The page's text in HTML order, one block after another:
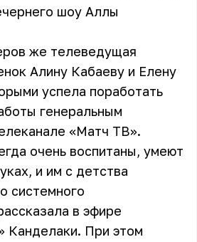
шоу Аллы
же телеведущая
Алину Кабаеву и Елену
успела поработать
генеральным
«Матч ТВ».
очень воспитаны, умеют
и им с детства
системного
в эфире
Канделаки. При этом